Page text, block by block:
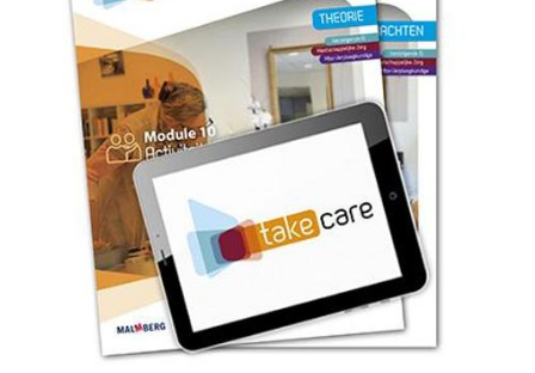
licentie)
€ 59,50
ISBN: 978-94-020-8262-3
niveau 3, niveau 4
Module 10: Activiteiten met de client
licentie 60 maanden
afbeeldingen-
Productdetails